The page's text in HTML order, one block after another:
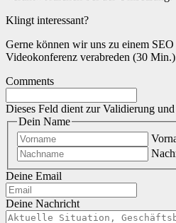
Klingt interessant?
Gerne können wir uns zu einem
Videokonferenz verabreden (30
Comments
Dieses Feld dient zur Validierung
Dein Name
Deine Email
Deine Nachricht